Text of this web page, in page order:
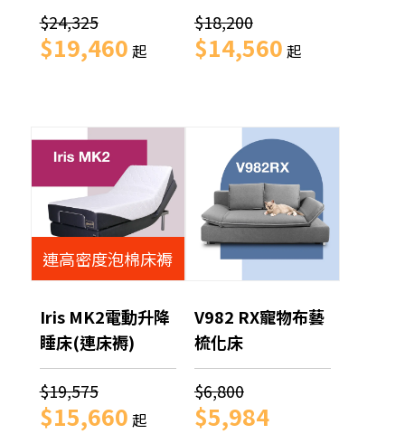
$24,325
$19,460 起
$18,200
$14,560 起
連高密度泡棉床褥
Iris MK2電動升降
睡床(連床褥)
$19,575
$15,660 起
V982 RX寵物布藝
梳化床
$6,800
$5,984